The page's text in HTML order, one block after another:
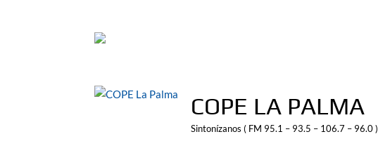
COPE LA PALMA
Sintonízanos ( FM 95.1 – 93.5 – 106.7 – 96.0 )